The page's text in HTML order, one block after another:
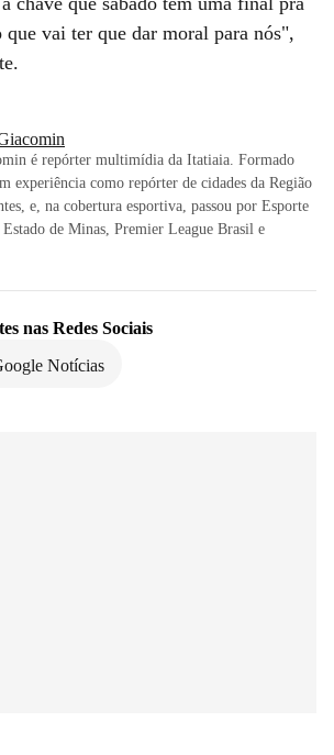
que vai ter que dar moral para nós",
é repórter multimídia da Itatiaia. Formado
experiência como repórter de cidades da Região
e, na cobertura esportiva, passou por Esporte
de Minas, Premier League Brasil e
nas Redes Sociais